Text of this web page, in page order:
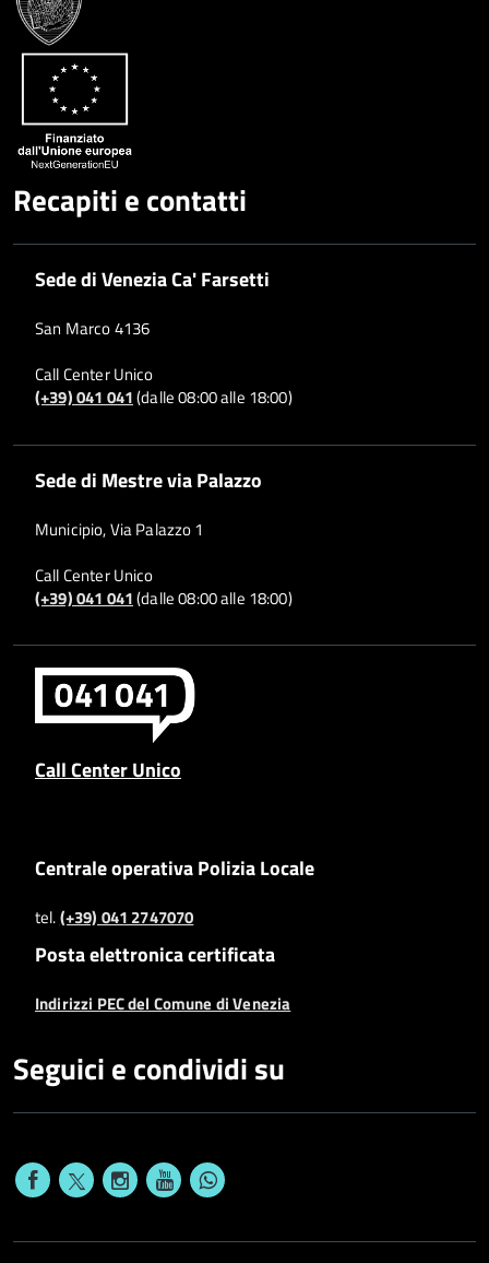
Recapiti e contatti
Sede di Venezia Ca' Farsetti
San Marco 4136
Call Center Unico
(+39) 041 041(dalle 08:00 alle 18:00)
Sede di Mestre via Palazzo
Municipio, Via Palazzo 1
Call Center Unico
(+39) 041 041(dalle 08:00 alle 18:00)
Call Center Unico
Centrale operativa Polizia Locale
tel.(+39) 041 2747070
Posta elettronica certificata
Indirizzi PEC del Comune di Venezia
Seguici e condividi su